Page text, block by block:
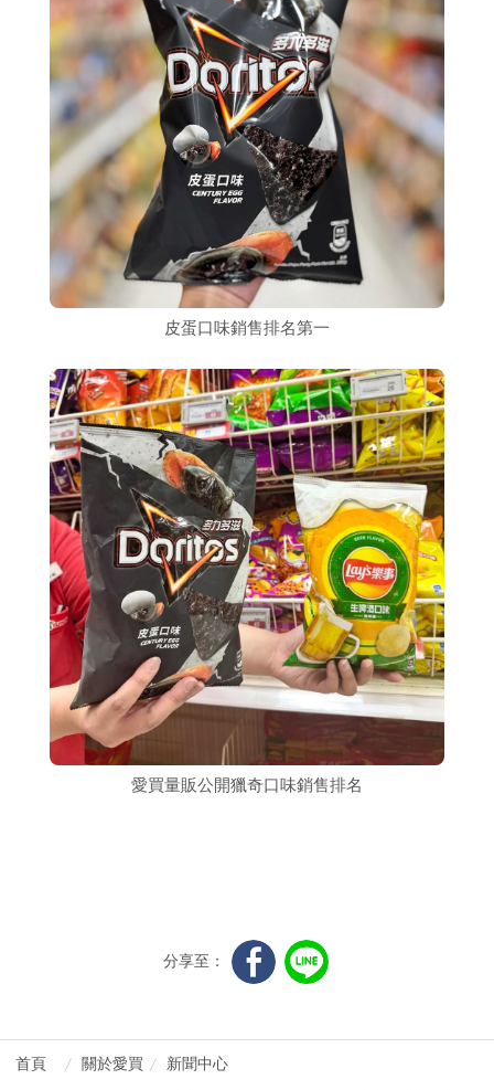
皮蛋口味銷售排名第一
愛買量販公開獵奇口味銷售排名
分享至：
首頁 關於愛買
新聞中心